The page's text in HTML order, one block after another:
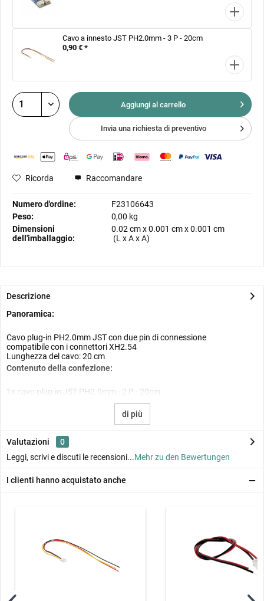
Cavo a innesto JST PH2.0mm - 3 P - 20cm
0,90 € *
Aggiungi al carrello
Invia una richiesta di preventivo
Ricorda Raccomandare
Numero d'ordine:
F23106643
Peso:
0,00 kg
Dimensioni
dell'imballaggio:
0.02 cmx0.001 cmx0.001 cm
(L x A x A)
Descrizione
Panoramica:
Cavo plug-in PH2.0mm JST con due pin di connessione
compatibile con i connettori XH2.54
Lunghezza del cavo: 20 cm
Contenuto della confezione:
1x cavo plug-in JST PH2.0mm - 2 P - 20cm
di più
Valutazioni
0
Leggi, scrivi e discuti le recensioni...Mehr zu den Bewertungen
I clienti hanno acquistato anche